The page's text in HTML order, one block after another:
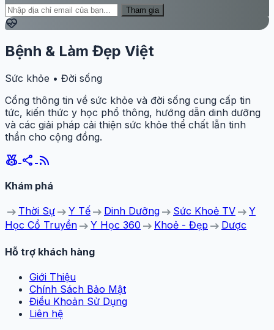
Tham gia
ecg_heart
Bệnh & Làm Đẹp Việt
Sức khỏe • Đời sống
Cổng thông tin về sức khỏe và đời sống cung cấp tin
tức, kiến thức y học phổ thông, hướng dẫn dinh dưỡng
và các giải pháp cải thiện sức khỏe thể chất lẫn tinh
thần cho cộng đồng.
social_leaderboard share rss_feed
Khám phá
arrow_right_alt Thời Sự arrow_right_alt Y Tế arrow_right_alt Dinh Dưỡng arrow_right_alt Sức Khoẻ TV arrow_right_alt Y
Học Cổ Truyền arrow_right_alt Y Học 360 arrow_right_alt Khoẻ - Đẹp arrow_right_alt Dược
Hỗ trợ khách hàng
Giới Thiệu
Chính Sách Bảo Mật
Điều Khoản Sử Dụng
Liên hệ